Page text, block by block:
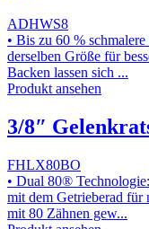
ADHWS8
• Bis zu 60 %
derselben Größe für
Backen lassen sich ...
Produkt ansehen
3/8″
FHLX80BO
• Dual 80®
mit dem Getrieberad für
mit 80 Zähnen gew...